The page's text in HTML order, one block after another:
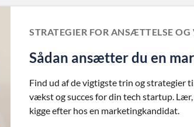
STRATEGIER FOR ANSÆTTELSE
Sådan ansætter du en
Find ud af de vigtigste trin og strategier
vækst og succes for din tech startup.
kigge efter hos en marketingkandidat.